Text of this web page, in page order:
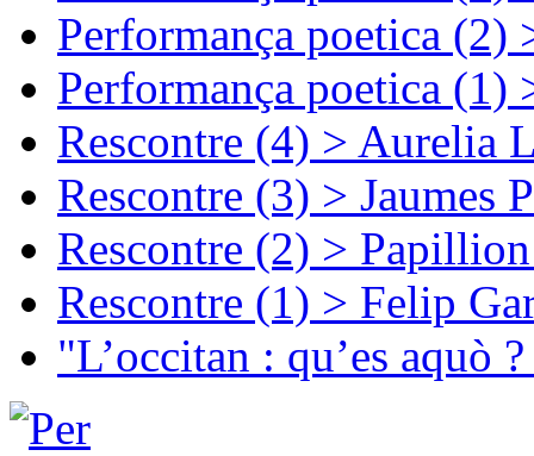
Performança poetica (2)
Performança poetica (1)
Rescontre (4) > Aurelia
Rescontre (3) > Jaumes
Rescontre (2) >
Rescontre (1) > Felip
"L’occitan : qu’es aquò